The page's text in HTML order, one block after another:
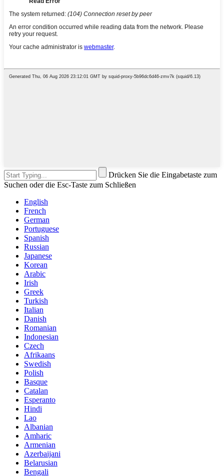
Drücken Sie die Eingabetaste zum
Suchen oder die Esc-Taste zum Schließen
English
French
German
Portuguese
Spanish
Russian
Japanese
Korean
Arabic
Irish
Greek
Turkish
Italian
Danish
Romanian
Indonesian
Czech
Afrikaans
Swedish
Polish
Basque
Catalan
Esperanto
Hindi
Lao
Albanian
Amharic
Armenian
Azerbaijani
Belarusian
Bengali